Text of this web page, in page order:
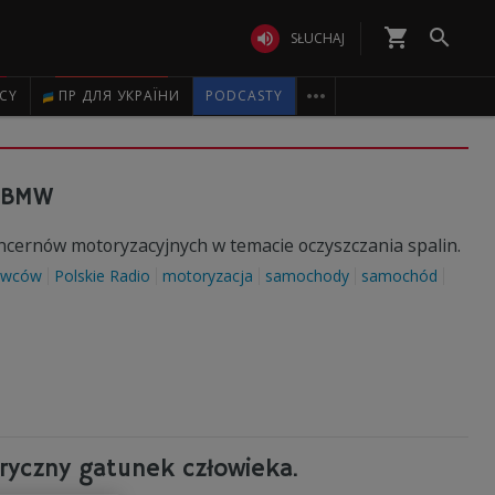
 SŁUCHAJ shopping_cart 
ПР ДЛЯ УКРАЇНИ PODCASTY 
motoryzacyjnych w temacie oczyszczania spalin.
Polskie Radio motoryzacja samochody
samochód
gatunek człowieka.